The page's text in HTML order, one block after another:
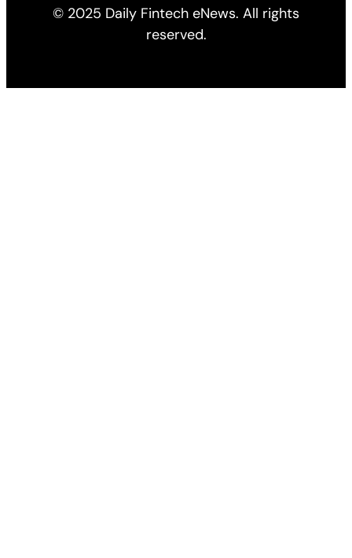
© 2025 Daily Fintech eNews. All rights
reserved.